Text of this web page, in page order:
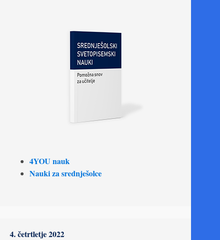
4YOU nauk
Nauki za srednješolce
4. četrtletje 2022